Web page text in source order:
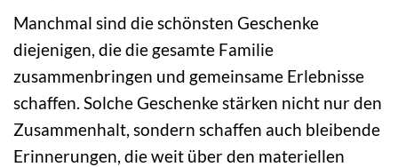
Manchmal sind die schönsten Geschenke
diejenigen, die die gesamte Familie
zusammenbringen und gemeinsame Erlebnisse
schaffen. Solche Geschenke stärken nicht nur den
Zusammenhalt, sondern schaffen auch bleibende
Erinnerungen, die weit über den materiellen